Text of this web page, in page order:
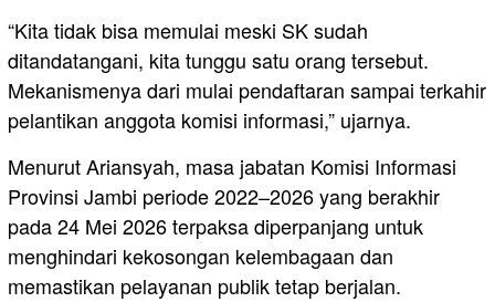
“Kita tidak bisa memulai meski SK sudah
ditandatangani, kita tunggu satu orang tersebut.
Mekanismenya dari mulai pendaftaran sampai terkahir
pelantikan anggota komisi informasi,” ujarnya.
Menurut Ariansyah, masa jabatan Komisi Informasi
Provinsi Jambi periode 2022–2026 yang berakhir
pada 24 Mei 2026 terpaksa diperpanjang untuk
menghindari kekosongan kelembagaan dan
memastikan pelayanan publik tetap berjalan.